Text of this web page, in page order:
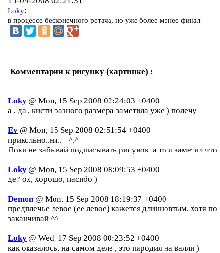
Loky:
в процессе бесконечного ретача, но уже более менее финал
Комментарии к рисунку (картинке) :
Loky @ Mon, 15 Sep 2008 02:24:03 +0400
а , да , кисти разного размера заметила уже ) полечу
Ev @ Mon, 15 Sep 2008 02:51:54 +0400
прикольно..ня.. =^.^=
Локи не забывай подписывать рисунок..а то я заметил
Loky @ Mon, 15 Sep 2008 08:09:53 +0400
де? ох, хорошо, пасибо )
Demon @ Mon, 15 Sep 2008 18:19:37 +0400
предплечье левое (ее левое) кажется длинновтым. хотя
заканчивай ^^
Loky @ Wed, 17 Sep 2008 00:23:52 +0400
как оказалось, на самом деле , это пародия на валли )